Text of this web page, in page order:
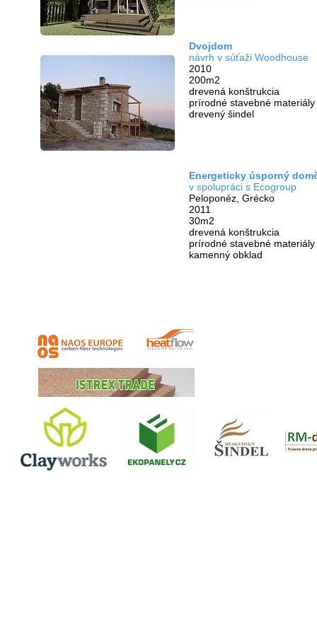
Dvojdom
návrh v súťaži Woodhouse
2010
200m2
drevená konštrukcia
prírodné stavebné materiály
drevený šindel
Energeticky úsporný
v spolupráci s Ecogroup
Peloponéz, Grécko
2011
30m2
drevená konštrukcia
prírodné stavebné materiály
kamenný obklad